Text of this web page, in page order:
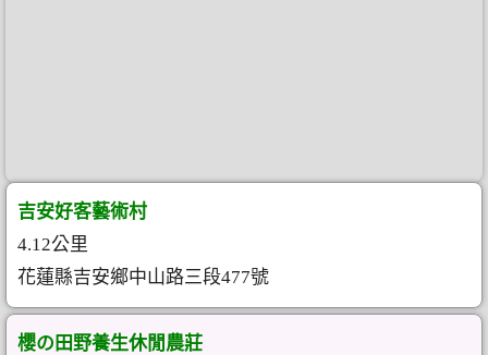
吉安好客藝術村
4.12公里
花蓮縣吉安鄉中山路三段477號
櫻の田野養生休閒農莊